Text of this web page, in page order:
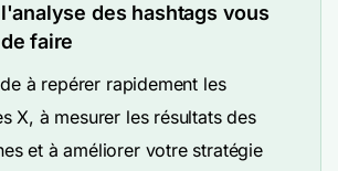
des hashtags vous
faire
à repérer rapidement les
X, à mesurer les résultats des
et à améliorer votre stratégie